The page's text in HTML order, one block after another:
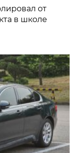
от
в школе